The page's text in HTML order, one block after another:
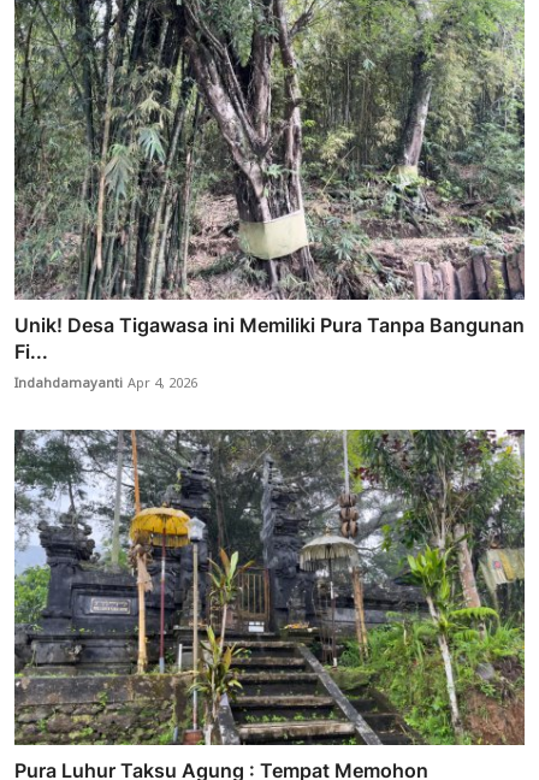
Unik! Desa Tigawasa ini Memiliki Pura Tanpa Bangunan
Fi...
IndahdamayantiApr 4, 2026
Pura Luhur Taksu Agung : Tempat Memohon